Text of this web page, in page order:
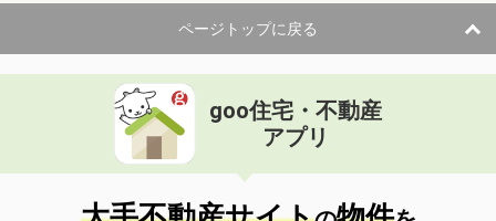
ページトップに戻る
goo住宅・不動産
アプリ